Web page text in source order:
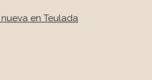
en Teulada